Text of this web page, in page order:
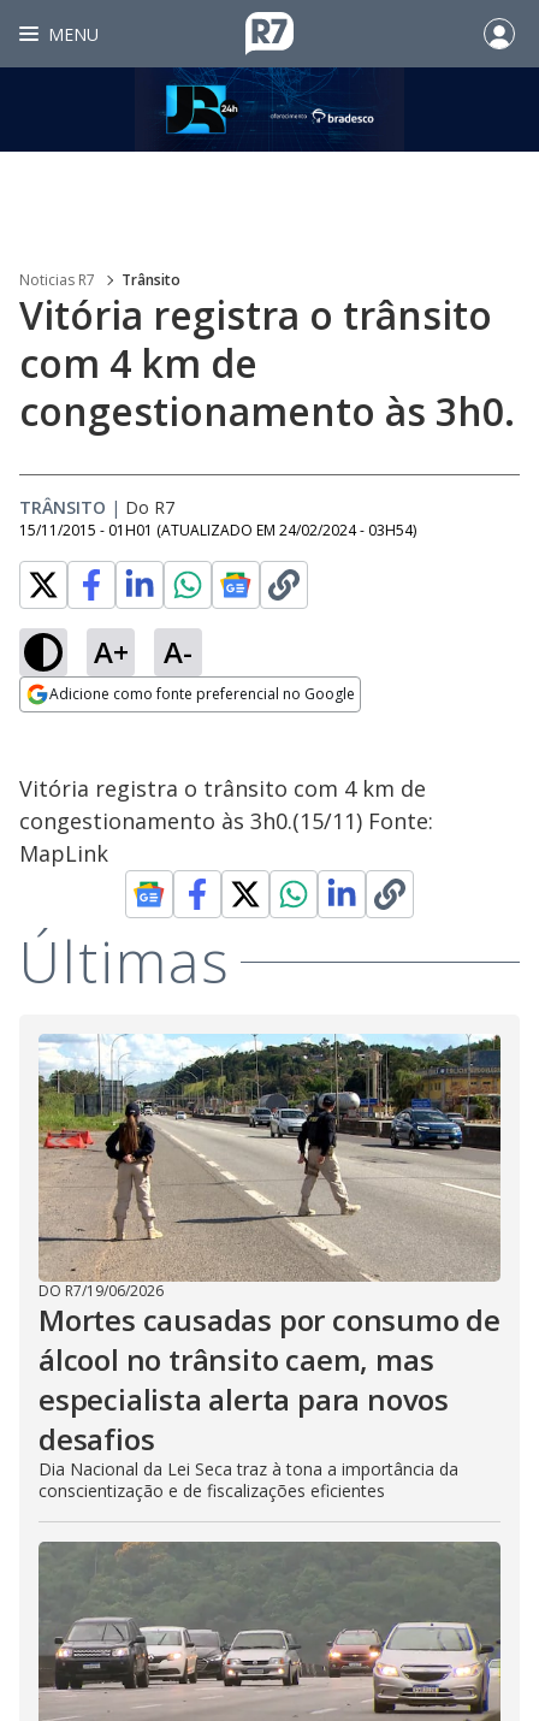
MENU
Noticias R7 Trânsito
Vitória registra o trânsito
com 4 km de
congestionamento às 3h0.
TRÂNSITO | Do R7
15/11/2015 - 01H01 (ATUALIZADO EM 24/02/2024 - 03H54)
A+ A-
Adicione como fonte preferencial no Google
Vitória registra o trânsito com 4 km de
congestionamento às 3h0.(15/11) Fonte:
MapLink
Últimas
DO R7/19/06/2026
Mortes causadas por consumo de
álcool no trânsito caem, mas
especialista alerta para novos
desafios
Dia Nacional da Lei Seca traz à tona a importância da
conscientização e de fiscalizações eficientes